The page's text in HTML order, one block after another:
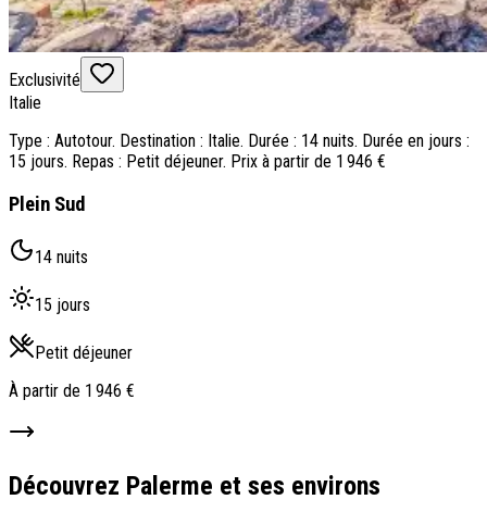
Exclusivité
Italie
Type : Autotour. Destination : Italie. Durée : 14 nuits. Durée en jours :
15 jours. Repas : Petit déjeuner. Prix à partir de 1 946 €
Plein Sud
14 nuits
15 jours
Petit déjeuner
À partir de 1 946 €
Découvrez Palerme et ses environs